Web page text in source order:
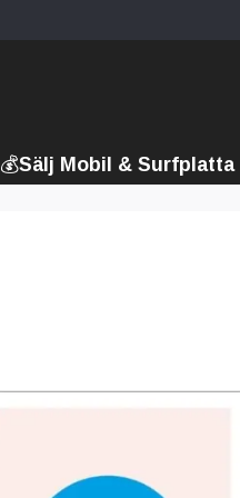
💰Sälj Mobil & Surfplatta